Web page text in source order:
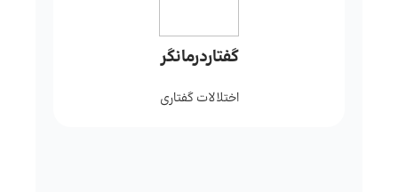
گفتاردرمانگر
اختلالات گفتاری